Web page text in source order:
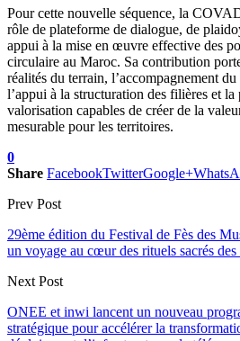
Pour cette nouvelle séquence, la
rôle de plateforme de dialogue, de
appui à la mise en œuvre effective des
circulaire au Maroc. Sa contribution
réalités du terrain, l’accompagnement
l’appui à la structuration des filières et
valorisation capables de créer de la
mesurable pour les territoires.
0
Share FacebookTwitterGoogle+
Prev Post
29ème édition du Festival de Fès des
un voyage au cœur des rituels sacrés
Next Post
ONEE et inwi lancent un nouveau
stratégique pour accélérer la